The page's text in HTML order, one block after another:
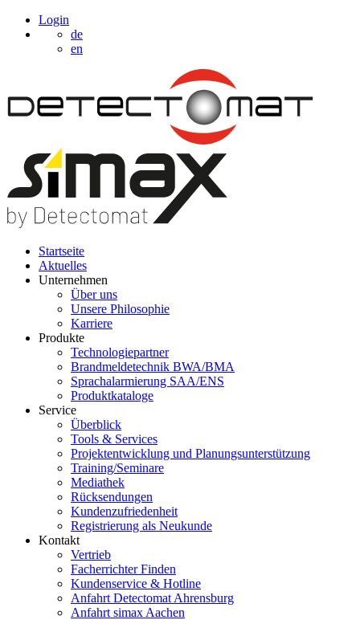
Login
de
en
Startseite
Aktuelles
Unternehmen
Über uns
Unsere Philosophie
Karriere
Produkte
Technologiepartner
Brandmeldetechnik BWA/BMA
Sprachalarmierung SAA/ENS
Produktkataloge
Service
Überblick
Tools & Services
Projektentwicklung und Planungsunterstützung
Training/Seminare
Mediathek
Rücksendungen
Kundenzufriedenheit
Registrierung als Neukunde
Kontakt
Vertrieb
Facherrichter Finden
Kundenservice & Hotline
Anfahrt Detectomat Ahrensburg
Anfahrt simax Aachen